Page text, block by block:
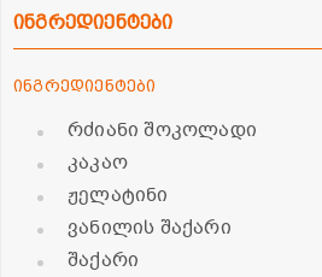
ინგრედიენტები
ინგრედიენტები
რძიანი შოკოლადი
კაკაო
ჟელატინი
ვანილის შაქარი
შაქარი